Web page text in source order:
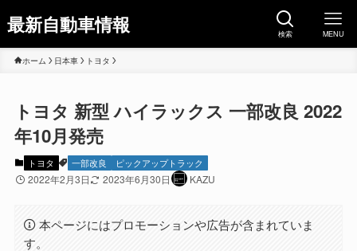
最新自動車情報 検索 MENU
ホーム 日本車 トヨタ
トヨタ 新型 ハイラックス 一部改良 2022
年10月発売
トヨタ 一部改良 ピックアップトラック
2022年2月3日 2023年6月30日 KAZU
本ページにはプロモーションや広告が含まれていま
す。